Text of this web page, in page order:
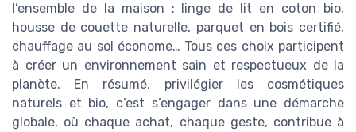
l’ensemble de la maison : linge de lit en coton bio,
housse de couette naturelle, parquet en bois certifié,
chauffage au sol économe… Tous ces choix participent
à créer un environnement sain et respectueux de la
planète. En résumé, privilégier les cosmétiques
naturels et bio, c’est s’engager dans une démarche
globale, où chaque achat, chaque geste, contribue à